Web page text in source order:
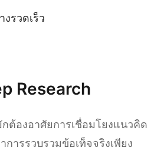
รวดเร็ว
Research
ต้องอาศัยการเชื่อมโยงแนวคิด
ารรวบรวมข้อเท็จจริงเพียง